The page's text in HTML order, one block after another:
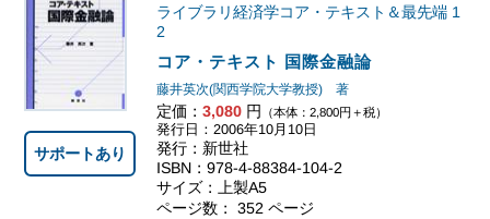
コア・テキスト 国際金融論
ライブラリ経済学コア・テキスト＆最先端1
2
藤井英次(関西学院大学教授) 著
定価： 3,080円 （本体：2,800円＋税）
発行日：2006年10月10日
発行：新世社
ISBN：978-4-88384-104-2
サイズ：上製A5
ページ数： 352 ページ
サポートあり